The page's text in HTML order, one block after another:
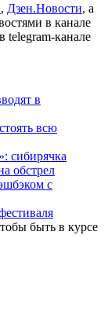
, Дзен.Новости, а
в канале
telegram-канале
в
всю
сибирячка
обстрел
с
быть в курсе